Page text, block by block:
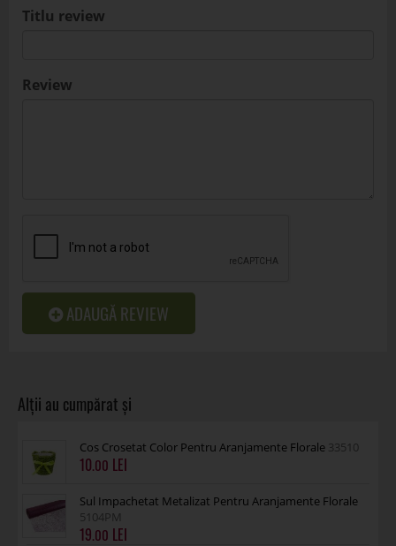
Titlu review
Review
ADAUGĂ REVIEW
Cos Crosetat Color Pentru Aranjamente Florale 33510
10.00
Sul Impachetat Metalizat Pentru Aranjamente Florale
5104PM
19.00